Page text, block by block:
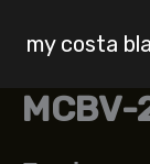
content
my costa